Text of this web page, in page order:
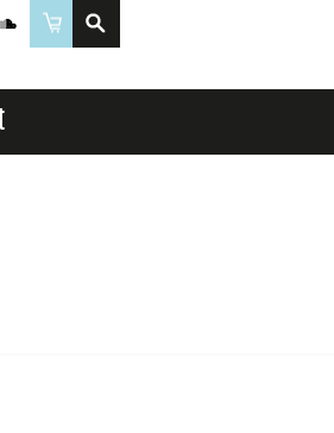
SoundCloud
Sklep